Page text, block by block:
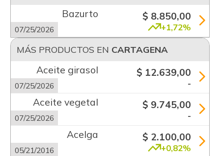
Bazurto
07/25/2026
$ 8.850,00
+1,72%
MÁS PRODUCTOS EN CARTAGENA
Aceite girasol
07/25/2026
$ 12.639,00
-
Aceite vegetal
07/25/2026
$ 9.745,00
-
Acelga
05/21/2016
$ 2.100,00
+0,82%